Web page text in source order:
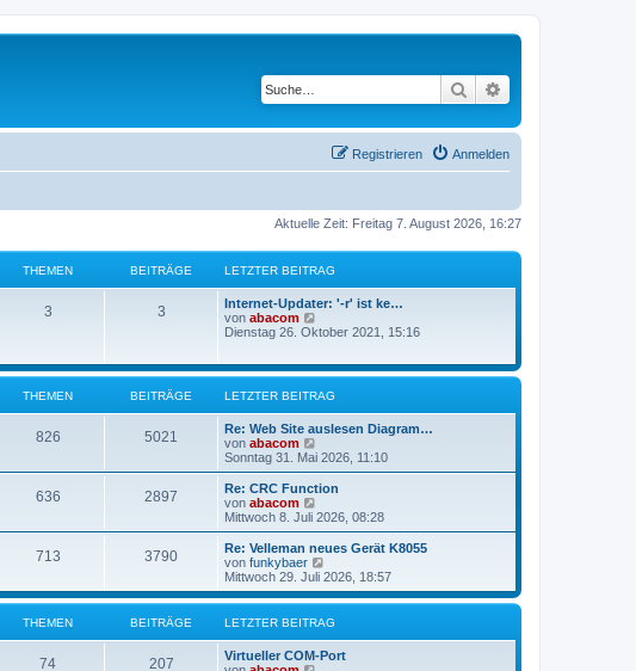
Suche
Anmelden
Registrieren
Aktuelle Zeit: Freitag 7. August 2026, 16:27
THEMEN BEITRÄGE LETZTER BEITRAG
3 3
Internet-Updater: '-r' ist ke…
von abacom
e
s
e
r
B
i
t
r
g
Dienstag 26. Oktober 2021, 15:16
THEMEN BEITRÄGE LETZTER BEITRAG
826 5021
Re: Web Site auslesen Diagram…
von abacom
e
u
e
t
B
e
i
t
a
g
Sonntag 31. Mai 2026, 11:10
636 2897
Re: CRC Function
von abacom
e
u
e
s
t
r
B
e
i
t
Mittwoch 8. Juli 2026, 08:28
713 3790
Re: Velleman neues Gerät K8055
von funkybaer
e
u
e
s
r
Mittwoch 29. Juli 2026, 18:57
THEMEN BEITRÄGE LETZTER BEITRAG
74 207
Virtueller COM-Port